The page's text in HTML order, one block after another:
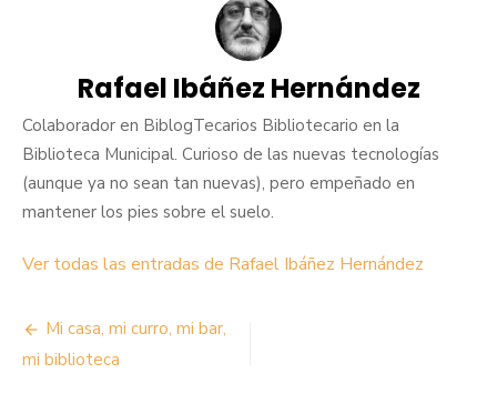
Rafael Ibáñez Hernández
Colaborador en BiblogTecarios Bibliotecario en la
Biblioteca Municipal. Curioso de las nuevas tecnologías
(aunque ya no sean tan nuevas), pero empeñado en
mantener los pies sobre el suelo.
Ver todas las entradas de Rafael Ibáñez Hernández
Navegación
de
Mi casa, mi curro, mi bar,
mi biblioteca